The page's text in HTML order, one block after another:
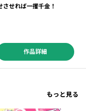
せれば一攫千金！
作品詳細
もっと見る